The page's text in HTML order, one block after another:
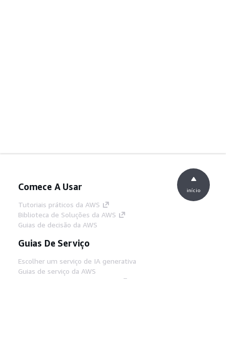
Comece A Usar
Tutoriais práticos da AWS
Biblioteca de Soluções da AWS
Guias de decisão da AWS
Guias De Serviço
Escolher um serviço de IA generativa
Guias de serviço da AWS
início